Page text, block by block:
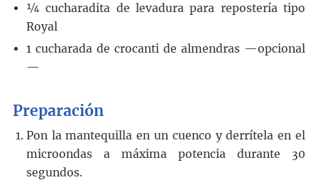
¼ cucharadita de levadura para repostería tipo
Royal
1 cucharada de crocanti de almendras —opcional
—
Preparación
Pon la mantequilla en un cuenco y derrítela en el
microondas a máxima potencia durante 30
segundos.